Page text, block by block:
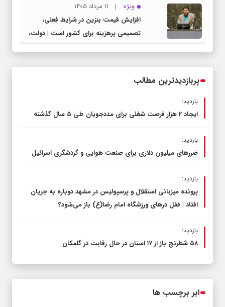
ویژه
11 مرداد 1405
افزایش قیمت بنزین در شرایط فعلی،
تصمیمی پرهزینه برای کشور است | دولت،
قاچاق سوخت و عوامل اصلی ناترازی را
پربازدیدترین مطالب
بازدید:
ایجاد 2 هزار فرصت شغلی برای مددجویان طی ۵ سال گذشته
بازدید:
ضررهای میلیون دلاری برای صنعت هوایی و گردشگری اسرائیل
بازدید:
پرونده میزبانی استقلال و پرسپولیس در مشهد دوباره به جریان
افتاد | قفل در‌های ورزشگاه امام رضا(ع) باز می‌شود؟
بازدید:
۵۸ شطرنج‌ باز از ۱۷ استان در حال رقابت در گلمکان
ابر برچسب ها